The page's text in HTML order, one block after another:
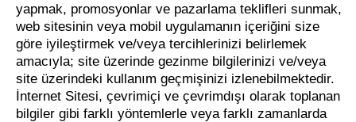
yapmak, promosyonlar ve pazarlama teklifleri sunmak,
web sitesinin veya mobil uygulamanın içeriğini size
göre iyileştirmek ve/veya tercihlerinizi belirlemek
amacıyla; site üzerinde gezinme bilgilerinizi ve/veya
site üzerindeki kullanım geçmişinizi izlenebilmektedir.
İnternet Sitesi, çevrimiçi ve çevrimdışı olarak toplanan
bilgiler gibi farklı yöntemlerle veya farklı zamanlarda